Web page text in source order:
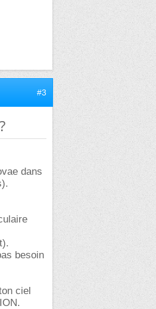
#3
dans
besoin
ciel